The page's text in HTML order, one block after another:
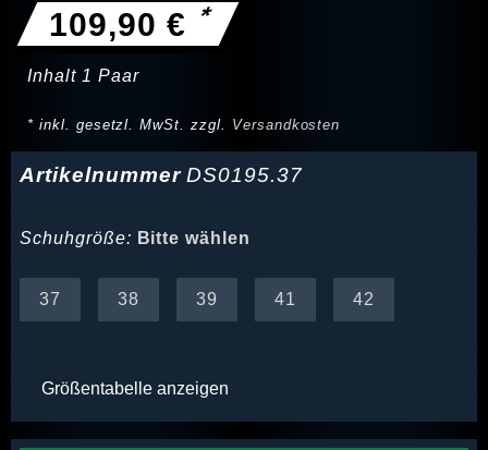
109,90 € *
Inhalt 1 Paar
* inkl. gesetzl. MwSt. zzgl. Versandkosten
ArtikelnummerDS0195.37
Schuhgröße: Bitte wählen
37 38 39 41 42
Größentabelle anzeigen